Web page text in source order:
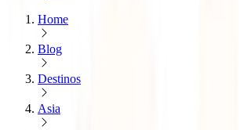
Home
Blog
Destinos
Asia